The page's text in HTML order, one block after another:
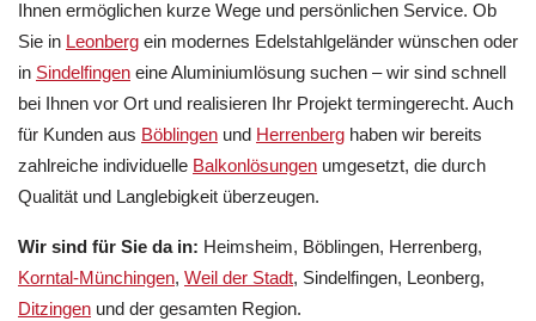
Ihnen ermöglichen kurze Wege und persönlichen Service. Ob
Sie in Leonberg ein modernes Edelstahlgeländer wünschen oder
in Sindelfingen eine Aluminiumlösung suchen – wir sind schnell
bei Ihnen vor Ort und realisieren Ihr Projekt termingerecht. Auch
für Kunden aus Böblingen und Herrenberg haben wir bereits
zahlreiche individuelle Balkonlösungen umgesetzt, die durch
Qualität und Langlebigkeit überzeugen.
Wir sind für Sie da in: Heimsheim, Böblingen, Herrenberg,
Korntal-Münchingen, Weil der Stadt, Sindelfingen, Leonberg,
Ditzingen und der gesamten Region.